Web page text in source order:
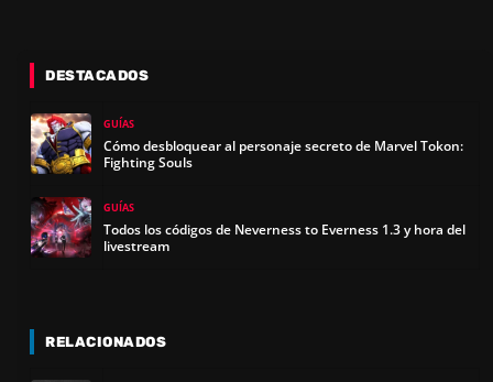
DESTACADOS
GUÍAS
Cómo desbloquear al personaje secreto de Marvel Tokon:
Fighting Souls
GUÍAS
Todos los códigos de Neverness to Everness 1.3 y hora del
livestream
RELACIONADOS